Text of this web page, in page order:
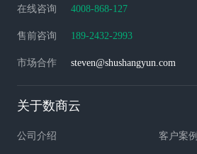
在线咨询 4008-868-127
售前咨询 189-2432-2993
市场合作 steven@shushangyun.com
关于数商云
公司介绍 客户案例